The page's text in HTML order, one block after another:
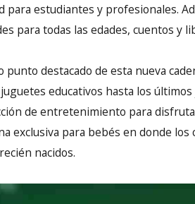
para estudiantes y profesionales.
para todas las edades, cuentos y
punto destacado de esta nueva
educativos hasta los
de entretenimiento para
exclusiva para bebés en donde
nacidos.